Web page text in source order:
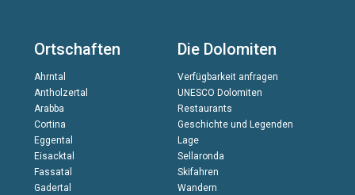
Ortschaften
Ahrntal
Antholzertal
Arabba
Cortina
Eggental
Eisacktal
Fassatal
Gadertal
Die Dolomiten
Verfügbarkeit anfragen
UNESCO Dolomiten
Restaurants
Geschichte und Legenden
Lage
Sellaronda
Skifahren
Wandern